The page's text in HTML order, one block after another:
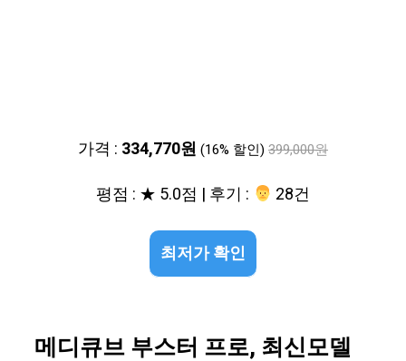
가격 : 334,770원 (16% 할인) 399,000원
평점 : ★ 5.0점 | 후기 : ‍‍ 28건
최저가 확인
메디큐브 부스터 프로, 최신모델